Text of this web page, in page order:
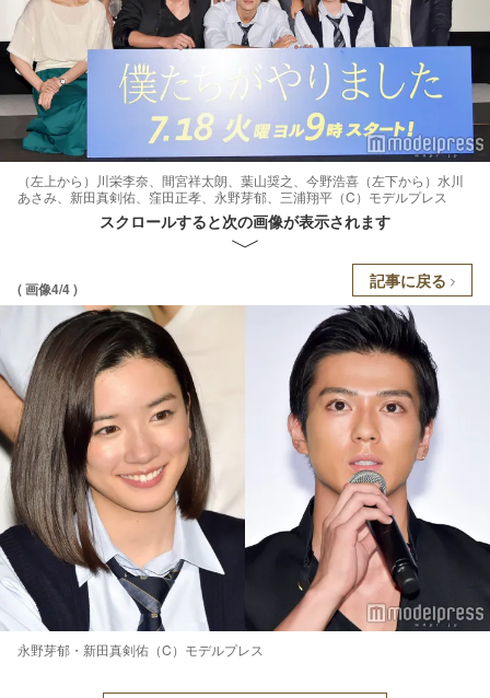
（左上から）川栄李奈、間宮祥太朗、葉山奨之、今野浩喜（左下から）水川
あさみ、新田真剣佑、窪田正孝、永野芽郁、三浦翔平（C）モデルプレス
スクロールすると次の画像が表示されます
( 画像4/4 ) 記事に戻る
永野芽郁・新田真剣佑（C）モデルプレス